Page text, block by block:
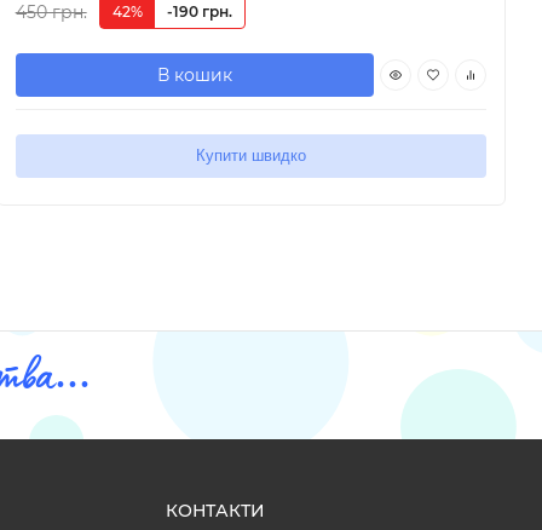
450 грн. 42% -190 грн.
В кошик
Купити швидко
КОНТАКТИ